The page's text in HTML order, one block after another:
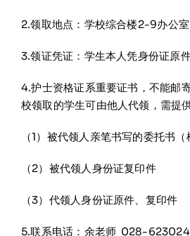
2.领取地点：学校综合楼2-9办公室
3.领证凭证：学生本人凭身份证原
4.护士资格证系重要证书，不能邮
校领取的学生可由他人代领，需提
（1）被代领人亲笔书写的委托书（
（2）被代领人身份证复印件
（3）代领人身份证原件、复印件
5.联系电话：余老师 028-